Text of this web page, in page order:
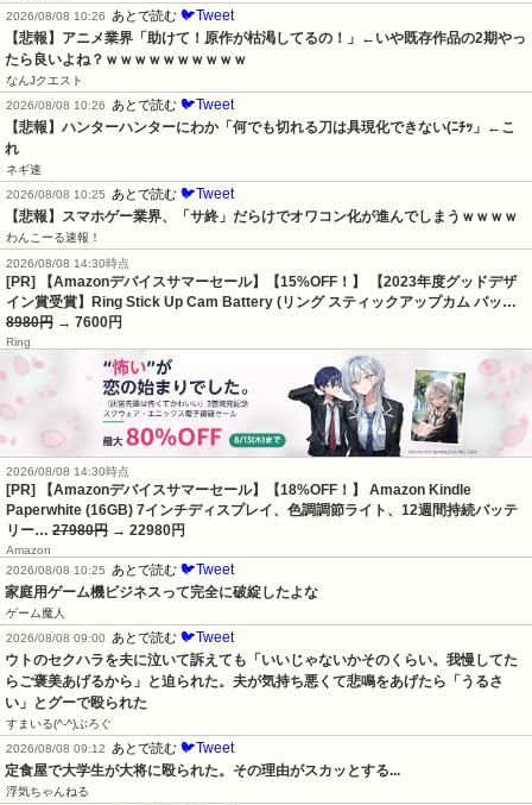
2026/08/08 10:26
あとで読む 🐦Tweet
【悲報】アニメ業界「助けて！原作が枯渇してるの！」←いや既存作品の2期やっ
たら良いよね？ｗｗｗｗｗｗｗｗｗｗ
なんJクエスト
2026/08/08 10:26
あとで読む 🐦Tweet
【悲報】ハンターハンターにわか「何でも切れる刀は具現化できない(ﾆﾁｯ」←こ
れ
ネギ速
2026/08/08 10:25
あとで読む 🐦Tweet
【悲報】スマホゲー業界、「サ終」だらけでオワコン化が進んでしまうｗｗｗｗ
わんこーる速報！
2026/08/08 14:30時点
[PR] 【Amazonデバイスサマーセール】【15%OFF！】 【2023年度グッドデザ
イン賞受賞】Ring Stick Up Cam Battery (リング スティックアップカム バッ…
8980円 → 7600円
Ring
2026/08/08 14:30時点
[PR] 【Amazonデバイスサマーセール】【18%OFF！】 Amazon Kindle
Paperwhite (16GB) 7インチディスプレイ、色調調節ライト、12週間持続バッテ
リー… 27980円 → 22980円
Amazon
2026/08/08 10:25
あとで読む 🐦Tweet
家庭用ゲーム機ビジネスって完全に破綻したよな
ゲーム魔人
2026/08/08 09:00
あとで読む 🐦Tweet
ウトのセクハラを夫に泣いて訴えても「いいじゃないかそのくらい。我慢してた
らご褒美あげるから」と迫られた。夫が気持ち悪くて悲鳴をあげたら「うるさ
い」とグーで殴られた
すまいる(^-^)ぶろぐ
2026/08/08 09:12
あとで読む 🐦Tweet
定食屋で大学生が大将に殴られた。その理由がスカッとする...
浮気ちゃんねる